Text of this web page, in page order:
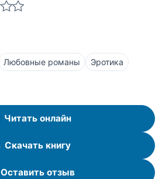
Любовные романы
Эротика
Читать онлайн
Скачать книгу
Оставить отзыв